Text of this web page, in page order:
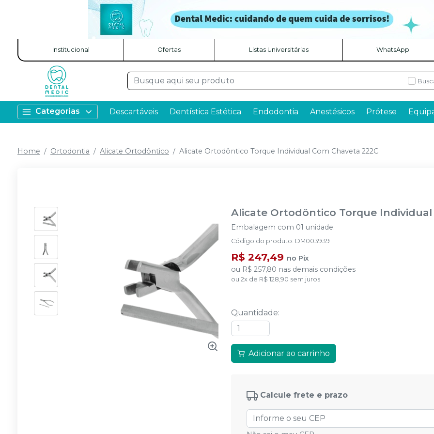
Institucional Ofertas Listas Universitárias WhatsApp
Categorias Descartáveis Dentística Estética Endodontia Anestésicos Prótese
Home Ortodontia Alicate Ortodôntico Alicate Ortodôntico Torque Individual Com Chaveta 222C
Alicate Ortodôntico Torque Individual
Embalagem com 01 unidade.
Código do produto: DM003939
R$ 247,49 no Pix
ou R$ 257,80 nas demais condições
ou 2x de R$ 128,90 sem juros
Quantidade:
Adicionar ao carrinho
Calcule frete e prazo